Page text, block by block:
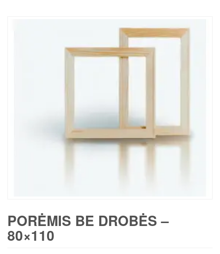
PORĖMIS BE DROBĖS –
80×110